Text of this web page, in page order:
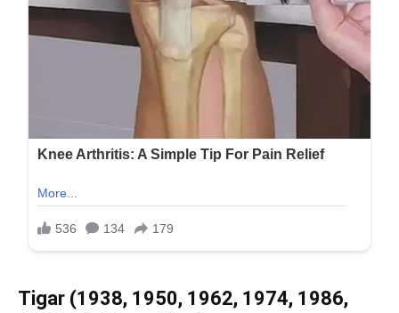
Tigar (1938, 1950, 1962, 1974, 1986,